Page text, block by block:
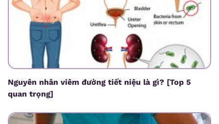
Nguyên nhân viêm đường tiết niệu là gì? [Top 5
quan trọng]